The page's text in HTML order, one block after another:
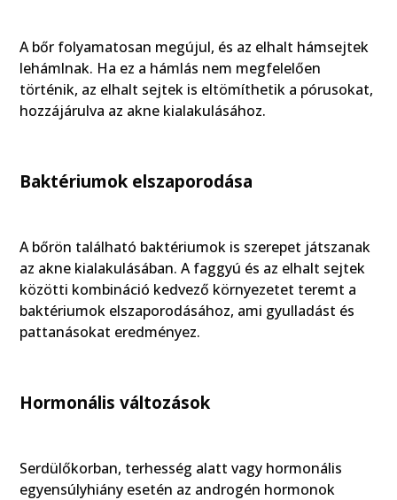
A bőr folyamatosan megújul, és az elhalt hámsejtek
lehámlnak. Ha ez a hámlás nem megfelelően
történik, az elhalt sejtek is eltömíthetik a pórusokat,
hozzájárulva az akne kialakulásához.
Baktériumok elszaporodása
A bőrön található baktériumok is szerepet játszanak
az akne kialakulásában. A faggyú és az elhalt sejtek
közötti kombináció kedvező környezetet teremt a
baktériumok elszaporodásához, ami gyulladást és
pattanásokat eredményez.
Hormonális változások
Serdülőkorban, terhesség alatt vagy hormonális
egyensúlyhiány esetén az androgén hormonok